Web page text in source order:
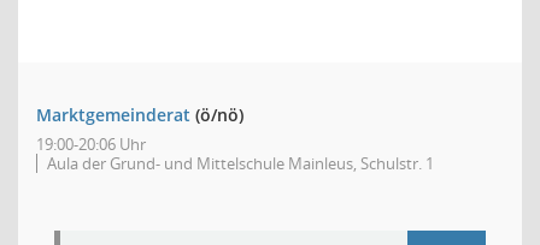
Marktgemeinderat (ö/nö)
19:00-20:06 Uhr
Aula der Grund- und Mittelschule Mainleus, Schulstr. 1